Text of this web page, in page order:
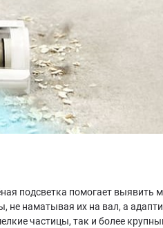
подсветка помогает
не наматывая их на вал, а
частицы, так и более